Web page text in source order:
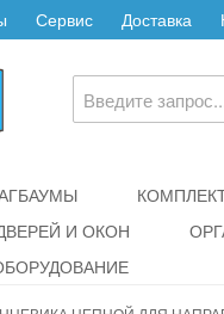
Сервис Доставка
И ОКОН